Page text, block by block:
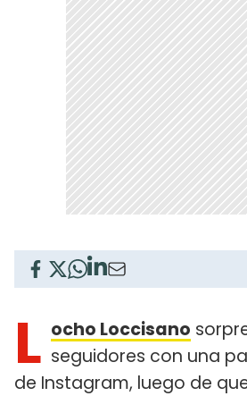
L ocho Loccisano
seguidores con una
de Instagram, luego de